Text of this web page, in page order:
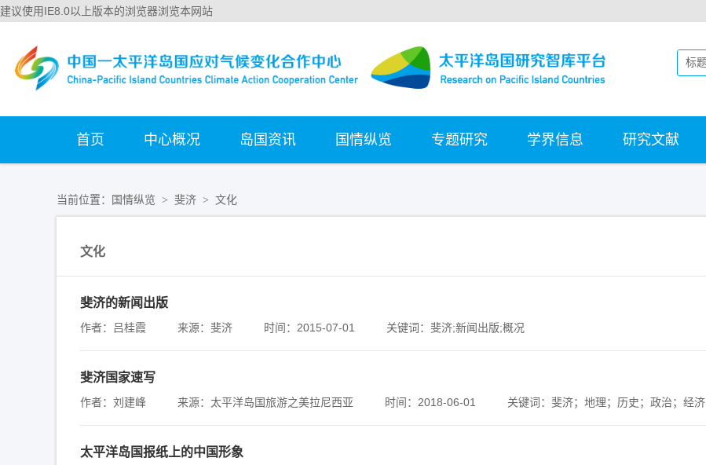
建议使用IE8.0以上版本的浏览器浏览本网站
首页 中心概况 岛国资讯 国情纵览 专题研究 学界信息 研究文献
当前位置： 国情纵览 > 斐济 > 文化
文化
斐济的新闻出版
作者：吕桂霞 来源：斐济 时间：2015-07-01 关键词：斐济;新闻出版;概况
斐济国家速写
作者：刘建峰 来源：太平洋岛国旅游之美拉尼西亚 时间：2018-06-01 关键词：斐济；地理；历史；政治；经济
太平洋岛国报纸上的中国形象